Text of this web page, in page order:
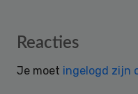
Reader
Reacties
Je moet ingelogd zijn